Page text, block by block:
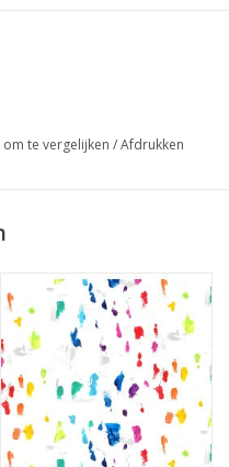
te vergelijken /Afdrukken